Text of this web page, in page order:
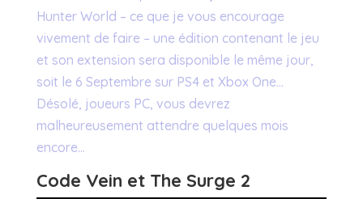
Hunter World – ce que je vous encourage
vivement de faire – une édition contenant le jeu
et son extension sera disponible le même jour,
soit le 6 Septembre sur PS4 et Xbox One…
Désolé, joueurs PC, vous devrez
malheureusement attendre quelques mois
encore…
Code Vein et The Surge 2